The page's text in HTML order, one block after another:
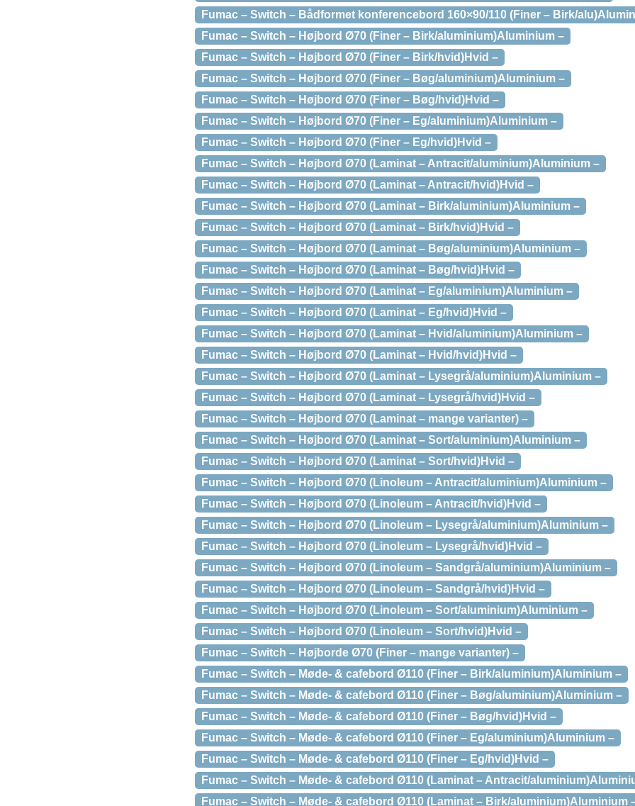
Fumac – Switch – Bådformet konferencebord 160×90/110 (Finer – Birk/
Fumac – Switch – Højbord Ø70 (Finer – Birk/aluminium)Aluminium –
Fumac – Switch – Højbord Ø70 (Finer – Birk/hvid)Hvid –
Fumac – Switch – Højbord Ø70 (Finer – Bøg/aluminium)Aluminium –
Fumac – Switch – Højbord Ø70 (Finer – Bøg/hvid)Hvid –
Fumac – Switch – Højbord Ø70 (Finer – Eg/aluminium)Aluminium –
Fumac – Switch – Højbord Ø70 (Finer – Eg/hvid)Hvid –
Fumac – Switch – Højbord Ø70 (Laminat – Antracit/aluminium)Aluminium –
Fumac – Switch – Højbord Ø70 (Laminat – Antracit/hvid)Hvid –
Fumac – Switch – Højbord Ø70 (Laminat – Birk/aluminium)Aluminium –
Fumac – Switch – Højbord Ø70 (Laminat – Birk/hvid)Hvid –
Fumac – Switch – Højbord Ø70 (Laminat – Bøg/aluminium)Aluminium –
Fumac – Switch – Højbord Ø70 (Laminat – Bøg/hvid)Hvid –
Fumac – Switch – Højbord Ø70 (Laminat – Eg/aluminium)Aluminium –
Fumac – Switch – Højbord Ø70 (Laminat – Eg/hvid)Hvid –
Fumac – Switch – Højbord Ø70 (Laminat – Hvid/aluminium)Aluminium –
Fumac – Switch – Højbord Ø70 (Laminat – Hvid/hvid)Hvid –
Fumac – Switch – Højbord Ø70 (Laminat – Lysegrå/aluminium)Aluminium –
Fumac – Switch – Højbord Ø70 (Laminat – Lysegrå/hvid)Hvid –
Fumac – Switch – Højbord Ø70 (Laminat – mange varianter) –
Fumac – Switch – Højbord Ø70 (Laminat – Sort/aluminium)Aluminium –
Fumac – Switch – Højbord Ø70 (Laminat – Sort/hvid)Hvid –
Fumac – Switch – Højbord Ø70 (Linoleum – Antracit/aluminium)Aluminium –
Fumac – Switch – Højbord Ø70 (Linoleum – Antracit/hvid)Hvid –
Fumac – Switch – Højbord Ø70 (Linoleum – Lysegrå/aluminium)Aluminium –
Fumac – Switch – Højbord Ø70 (Linoleum – Lysegrå/hvid)Hvid –
Fumac – Switch – Højbord Ø70 (Linoleum – Sandgrå/aluminium)Aluminium –
Fumac – Switch – Højbord Ø70 (Linoleum – Sandgrå/hvid)Hvid –
Fumac – Switch – Højbord Ø70 (Linoleum – Sort/aluminium)Aluminium –
Fumac – Switch – Højbord Ø70 (Linoleum – Sort/hvid)Hvid –
Fumac – Switch – Højborde Ø70 (Finer – mange varianter) –
Fumac – Switch – Møde- & cafebord Ø110 (Finer – Birk/aluminium)Aluminium –
Fumac – Switch – Møde- & cafebord Ø110 (Finer – Bøg/aluminium)Aluminium –
Fumac – Switch – Møde- & cafebord Ø110 (Finer – Bøg/hvid)Hvid –
Fumac – Switch – Møde- & cafebord Ø110 (Finer – Eg/aluminium)Aluminium –
Fumac – Switch – Møde- & cafebord Ø110 (Finer – Eg/hvid)Hvid –
Fumac – Switch – Møde- & cafebord Ø110 (Laminat – Antracit/
Fumac – Switch – Møde- & cafebord Ø110 (Laminat – Birk/aluminium)Aluminium